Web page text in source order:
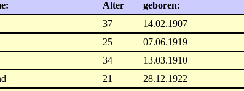
Alter geboren:
37 14.02.1907
25 07.06.1919
34 13.03.1910
21 28.12.1922